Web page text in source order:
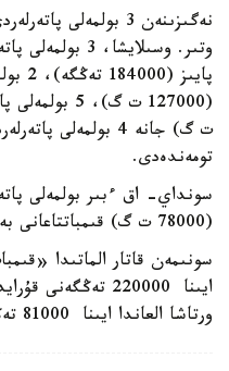
نەگىزىنەن 3 بولمەلى
تومەندەدى.
(78000 ت گ) قىمباتتاعانى بەلگىلى بولدى.
سونىمەن قاتار الماتىدا
ايىنا 220000
ورتاشا العاندا ايىنا 81000 تەڭگە سۇرايدى.